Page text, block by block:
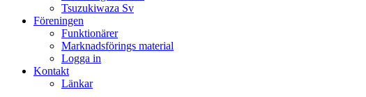
Tsuzukiwaza Sv
Föreningen
Funktionärer
Marknadsförings material
Logga in
Kontakt
Länkar